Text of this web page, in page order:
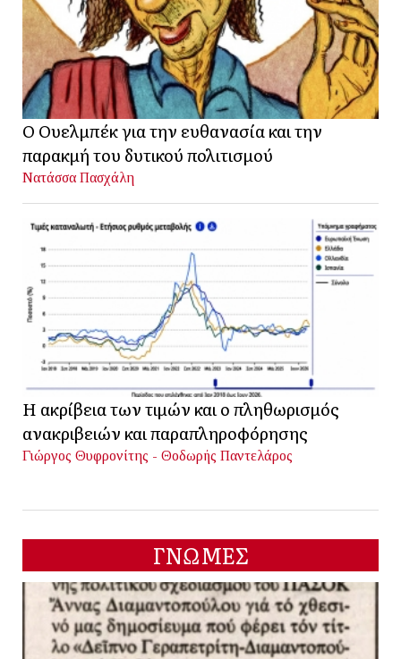
Ο Ουελμπέκ για την ευθανασία και την
παρακμή του δυτικού πολιτισμού
Νατάσσα Πασχάλη
Η ακρίβεια των τιμών και ο πληθωρισμός
ανακριβειών και παραπληροφόρησης
Γιώργος Θυφρονίτης - Θοδωρής Παντελάρος
ΓΝΩΜΕΣ